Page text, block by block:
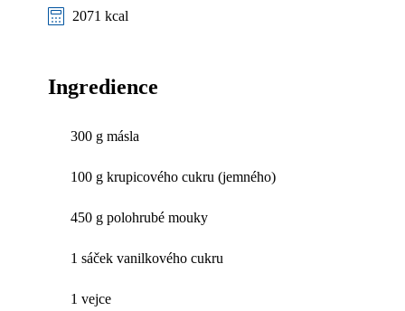
2071 kcal
Ingredience
300 g másla
100 g krupicového cukru (jemného)
450 g polohrubé mouky
1 sáček vanilkového cukru
1 vejce